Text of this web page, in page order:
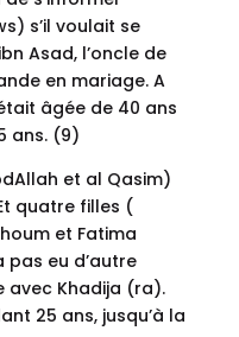
s’il voulait se
Asad, l’oncle de
en mariage. A
âgée de 40 ans
ans. (9)
et al Qasim)
quatre filles (
et Fatima
pas eu d’autre
avec Khadija (ra).
25 ans, jusqu’à la